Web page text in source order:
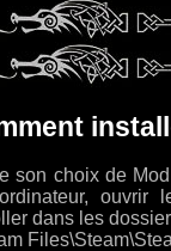
son choix de
ouvrir
dans les